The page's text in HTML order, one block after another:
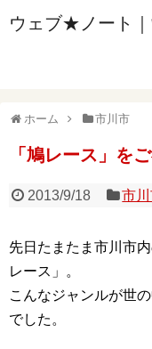
ウェブ★ノート
ホーム 市川市
「鳩レース」を
2013/9/18 市
先日たまたま市川市
レース」。
こんなジャンルが世
でした。